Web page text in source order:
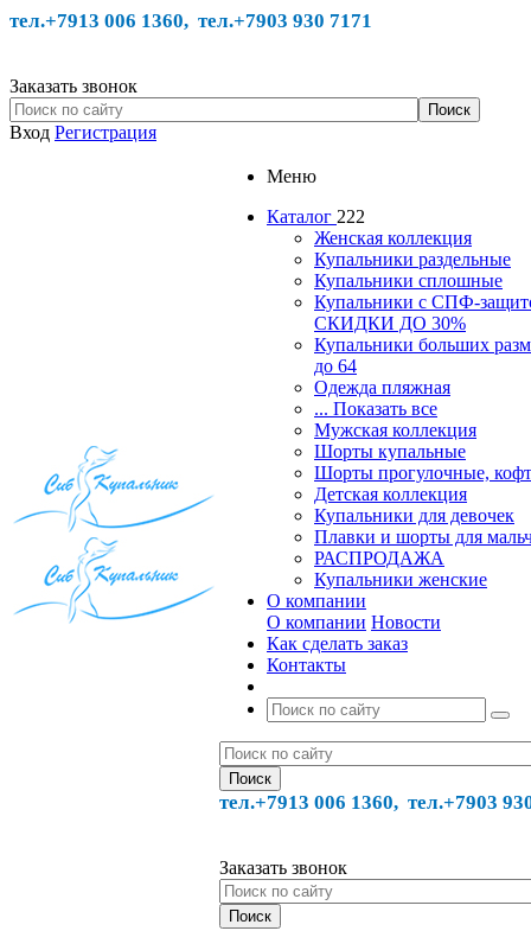
тел.+7913 006 1360, тел.+7903 930 7171
Заказать звонок
Вход Регистрация
Меню
Каталог 222
Женская коллекция
Купальники раздельные
Купальники сплошные
Купальники с СПФ-
СКИДКИ ДО 30%
Купальники больших
до 64
Одежда пляжная
... Показать все
Мужская коллекция
Шорты купальные
Шорты прогулочные,
Детская коллекция
Купальники для девочек
Плавки и шорты для
РАСПРОДАЖА
Купальники женские
О компании
О компании Новости
Как сделать заказ
Контакты
тел.+7913 006 1360, тел.+7903
Заказать звонок